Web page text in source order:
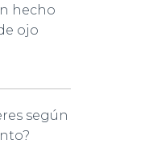
hecho
ojo
según